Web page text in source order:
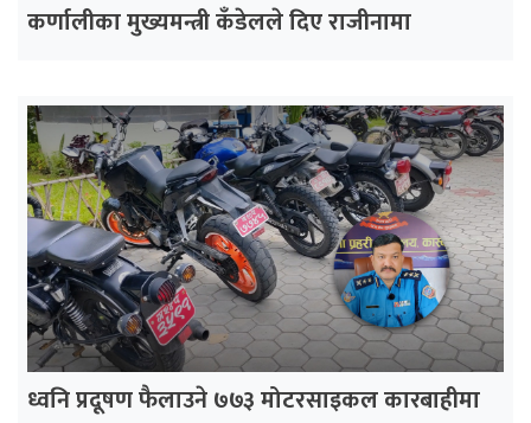
कर्णालीका मुख्यमन्त्री कँडेलले दिए राजीनामा
ध्वनि प्रदूषण फैलाउने ७७३ मोटरसाइकल कारबाहीमा